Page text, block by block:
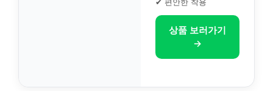
상품 보러가기
→